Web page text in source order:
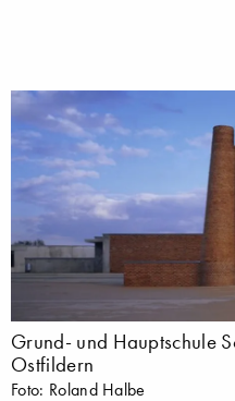
Grund- und Hauptschule
Ostfildern
Foto: Roland Halbe